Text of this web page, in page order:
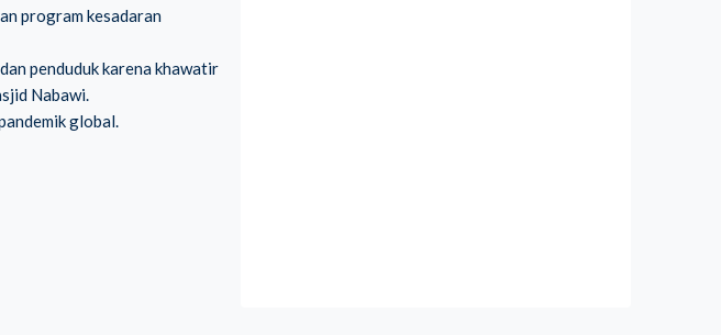
program kesadaran
penduduk karena khawatir
Nabawi.
global.